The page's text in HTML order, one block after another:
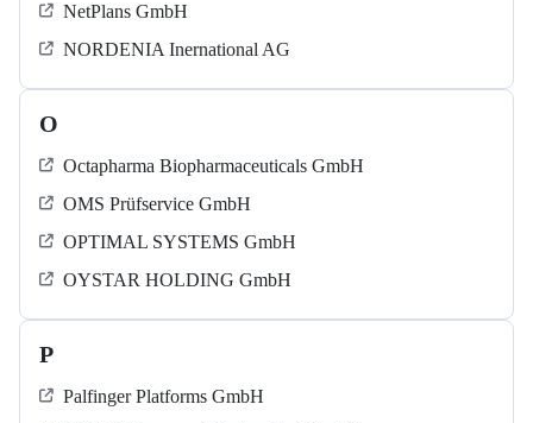
NetPlans GmbH
NORDENIA Inernational AG
O
Octapharma Biopharmaceuticals GmbH
OMS Prüfservice GmbH
OPTIMAL SYSTEMS GmbH
OYSTAR HOLDING GmbH
P
Palfinger Platforms GmbH